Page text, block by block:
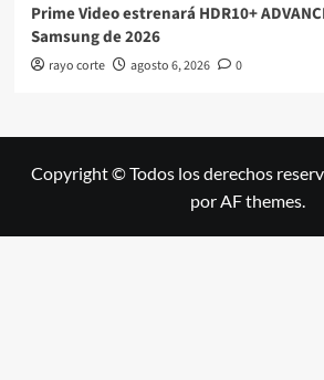
Prime Video estrenará HDR10+
Samsung de 2026
rayo corte agosto 6, 2026 0
Copyright © Todos los derechos
por AF themes.